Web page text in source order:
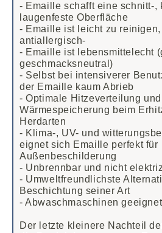
- Emaille schafft eine schnitt-,
laugenfeste Oberfläche
- Emaille ist leicht zu
antiallergisch-
- Emaille ist lebensmittelecht
geschmacksneutral)
- Selbst bei intensiverer
der Emaille kaum Abrieb
- Optimale Hitzeverteilung und
Wärmespeicherung beim
Herdarten
- Klima-, UV- und
eignet sich Emaille perfekt für
Außenbeschilderung
- Unbrennbar und nicht
- Umweltfreundlichste
Beschichtung seiner Art
- Abwaschmaschinen geeignet
Der letzte kleinere Nachteil